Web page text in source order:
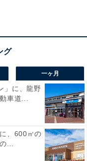
一ヶ月
」に、龍野
車道...
、600㎡の
...